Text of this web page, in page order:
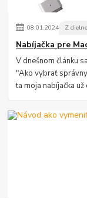
08.01.2024 Z
Nabíjačka pre
V dnešnom článku
"Ako vybrať
ta moja nabíjačka